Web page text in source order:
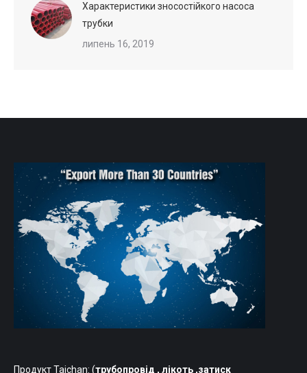
Характеристики зносостійкого насоса
трубки
липень 16, 2019
Продукт Taichan: (трубопровід , лікоть ,затиск